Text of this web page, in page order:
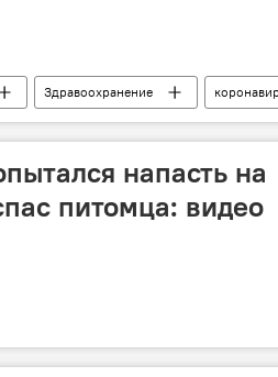
Здравоохранение
новости
Россия
напасть на
питомца: видео